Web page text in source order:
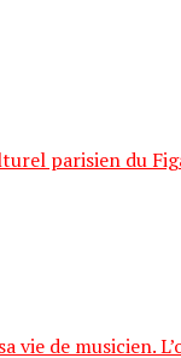
parisien du
de musicien.